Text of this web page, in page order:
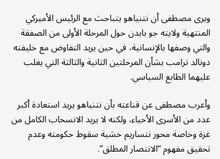
ويرى مصطفى أن نتنياهو يتباحث مع الرئيس الأميركي
المنتهية ولايته جو بايدن حول المرحلة الأولى من الصفقة
والتي وصفها بالإنسانية، في حين يريد التفاوض مع خليفته
دونالد ترامب بشأن المرحلتين الثانية والثالثة التي يغلب
عليهما الطابع السياسي.
وأعرب مصطفى عن قناعته بأن نتنياهو يريد استعادة أكبر
عدد من الأسرى الأحياء، ولكنه لا يريد الانسحاب الكامل من
غزة وخاصة محور نتساريم خشية سقوط حكومته وعدم
تحقيق مفهوم “الانتصار المطلق”.